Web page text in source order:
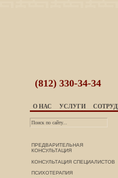
(812) 330-34-34
О НАС УСЛУГИ
ПРЕДВАРИТЕЛЬНАЯ
КОНСУЛЬТАЦИЯ
КОНСУЛЬТАЦИЯ СПЕЦИАЛИСТОВ
ПСИХОТЕРАПИЯ